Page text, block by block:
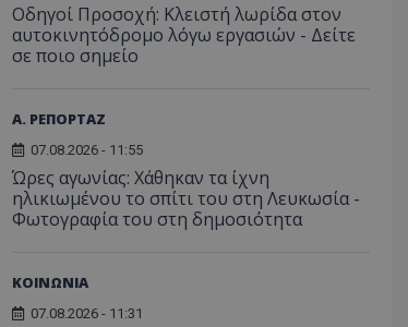
Οδηγοί Προσοχή: Κλειστή λωρίδα στον
αυτοκινητόδρομο λόγω εργασιών - Δείτε
σε ποιο σημείο
Α. ΡΕΠΟΡΤΑΖ
07.08.2026 - 11:55
Ώρες αγωνίας: Χάθηκαν τα ίχνη
ηλικιωμένου το σπίτι του στη Λευκωσία -
Φωτογραφία του στη δημοσιότητα
ΚΟΙΝΩΝΙΑ
07.08.2026 - 11:31